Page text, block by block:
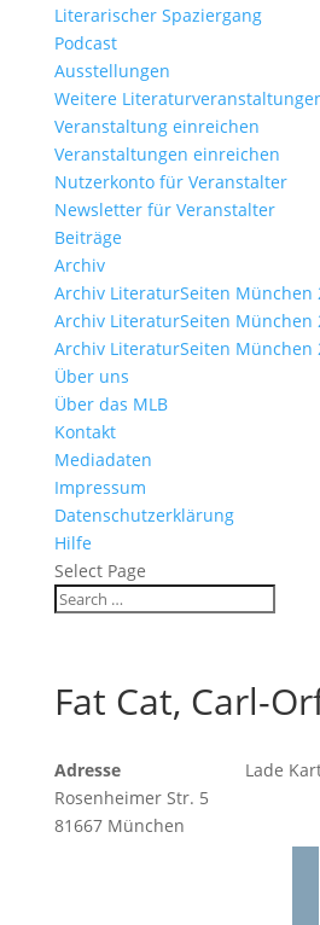
Literarischer Spaziergang
Podcast
Ausstellungen
Weitere
Veranstaltung einreichen
Veranstaltungen einreichen
Nutzerkonto für Veranstalter
Newsletter für Veranstalter
Beiträge
Archiv
Archiv LiteraturSeiten München
Archiv LiteraturSeiten München
Archiv LiteraturSeiten München
Über uns
Über das MLB
Kontakt
Mediadaten
Impressum
Datenschutzerklärung
Hilfe
Select Page
Fat Cat, Carl-
Lade
Adresse
Rosenheimer Str. 5
81667 München